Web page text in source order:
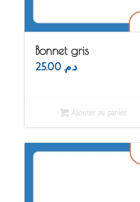
Bonnet gris
د.م. 25.00
Ajouter au panier